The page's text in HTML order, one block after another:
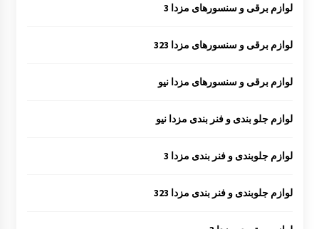
لوازم برقی و سنسورهای مزدا 3
لوازم برقی و سنسورهای مزدا 323
لوازم برقی و سنسورهای مزدا نیو
لوازم جلو بندی و فنر بندی مزدا نیو
لوازم جلوبندی و فنر بندی مزدا 3
لوازم جلوبندی و فنر بندی مزدا 323